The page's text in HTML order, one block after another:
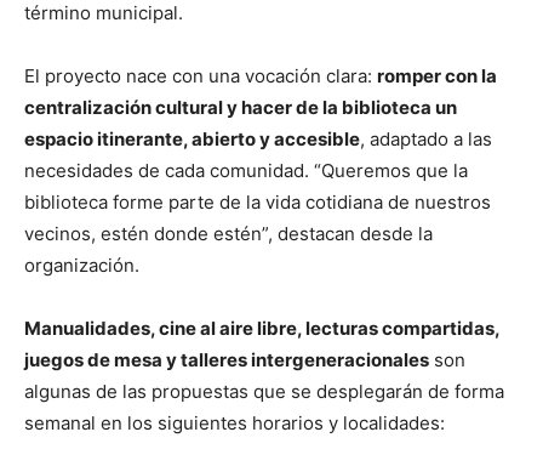
término municipal.
El proyecto nace con una vocación clara: romper con la
centralización cultural y hacer de la biblioteca un
espacio itinerante, abierto y accesible, adaptado a las
necesidades de cada comunidad. “Queremos que la
biblioteca forme parte de la vida cotidiana de nuestros
vecinos, estén donde estén”, destacan desde la
organización.
Manualidades, cine al aire libre, lecturas compartidas,
juegos de mesa y talleres intergeneracionales son
algunas de las propuestas que se desplegarán de forma
semanal en los siguientes horarios y localidades: